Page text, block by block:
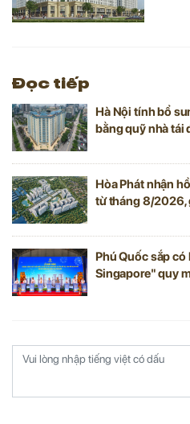
Đọc tiếp
Hà Nội tính bổ
bằng quỹ nhà tái
Hòa Phát nhận
từ tháng 8/2026,
Phú Quốc sắp
Singapore" quy